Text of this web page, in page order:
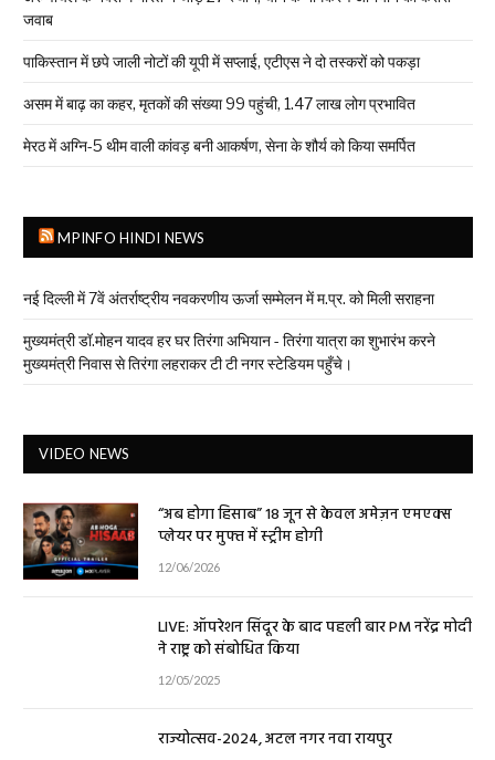
जवाब
पाकिस्तान में छपे जाली नोटों की यूपी में सप्लाई, एटीएस ने दो तस्करों को पकड़ा
असम में बाढ़ का कहर, मृतकों की संख्या 99 पहुंची, 1.47 लाख लोग प्रभावित
मेरठ में अग्नि-5 थीम वाली कांवड़ बनी आकर्षण, सेना के शौर्य को किया समर्पित
MPINFO HINDI NEWS
नई दिल्ली में 7वें अंतर्राष्ट्रीय नवकरणीय ऊर्जा सम्मेलन में म.प्र. को मिली सराहना
मुख्यमंत्री डॉ.मोहन यादव हर घर तिरंगा अभियान - तिरंगा यात्रा का शुभारंभ करने
मुख्यमंत्री निवास से तिरंगा लहराकर टी टी नगर स्टेडियम पहुँचे।
VIDEO NEWS
“अब होगा हिसाब” 18 जून से केवल अमेज़न एमएक्स
प्लेयर पर मुफ्त में स्ट्रीम होगी
12/06/2026
LIVE: ऑपरेशन सिंदूर के बाद पहली बार PM नरेंद्र मोदी
ने राष्ट्र को संबोधित किया
12/05/2025
राज्योत्सव-2024, अटल नगर नवा रायपुर